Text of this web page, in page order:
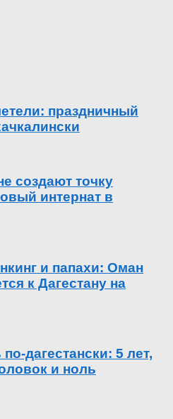
праздничный
создают точку
интернат в
и папахи: Оман
к Дагестану на
дагестански: 5 лет,
и ноль